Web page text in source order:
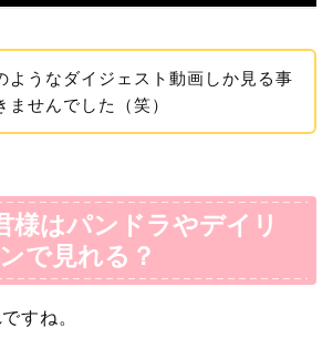
ようなダイジェスト動画しか見る事
ませんでした（笑）
様はパンドラやデイリ
で見れる？
すね。